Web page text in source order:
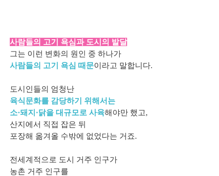
사람들의 고기 욕심과 도시의 발달
그는 이런 변화의 원인 중 하나가
사람들의 고기 욕심 때문이라고 말합니다.
도시인들의 엄청난
육식문화를 감당하기 위해서는
소·돼지·닭을 대규모로 사육해야만 했고,
산지에서 직접 잡은 뒤
포장해 옮겨올 수밖에 없었다는 거죠.
전세계적으로 도시 거주 인구가
농촌 거주 인구를